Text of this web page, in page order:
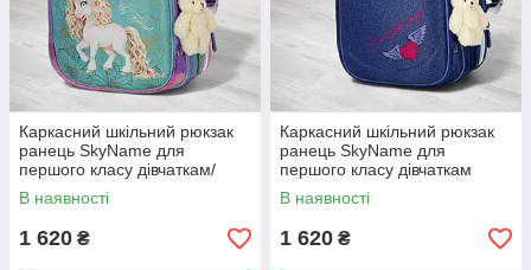
Каркасний шкільний рюкзак
ранець SkyName для
першого класу дівчаткам/
Ортопедичний портфель з
єдинорогом в школу дітям
В наявності
1 620 ₴
Каркасний шкільний рюкзак
ранець SkyName для
першого класу дівчаткам
+ПОДАРУНОК Ортопедичний
синій портфель з бантом в
В наявності
1 620 ₴